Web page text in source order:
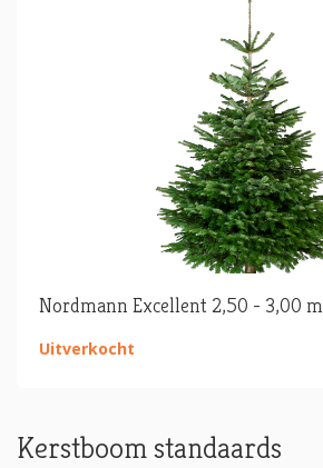
Nordmann Excellent 2,50 - 3,00 m
Uitverkocht
Kerstboom standaards